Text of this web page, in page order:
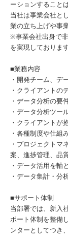
ーションすること
当社は事業会社と
業の立ち上げや事
※事業会社出身で
を実現しておりま
■業務内容
・開発チーム、デ
・クライアントの
・データ分析の要
・データ分析ツー
・クライアントが
・各種制度や仕組
・プロジェクトマ
案、進捗管理、品
・データ活用を軸
・データ集計・分
■サポート体制
当部署では、新入
ポート体制を整備
ンターとしてつき